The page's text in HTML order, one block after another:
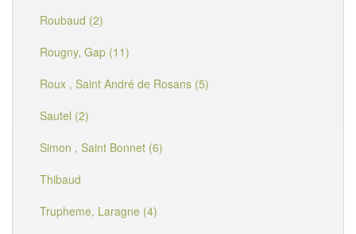
Roubaud (2)
Rougny, Gap (11)
Roux , Saint André de Rosans (5)
Sautel (2)
Simon , Saint Bonnet (6)
Thibaud
Trupheme, Laragne (4)